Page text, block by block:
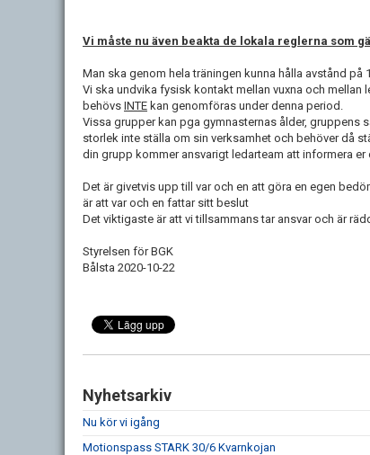
Vi måste nu även beakta de lokala reglerna som
Man ska genom hela träningen kunna hålla avstånd på
Vi ska undvika fysisk kontakt mellan vuxna och mellan
behövs INTE kan genomföras under denna period.
Vissa grupper kan pga gymnasternas ålder, gruppens
storlek inte ställa om sin verksamhet och behöver då
din grupp kommer ansvarigt ledarteam att informera er
Det är givetvis upp till var och en att göra en egen
är att var och en fattar sitt beslut
Det viktigaste är att vi tillsammans tar ansvar och är
Styrelsen för BGK
Bålsta 2020-10-22
Nyhetsarkiv
Nu kör vi igång
Motionspass STARK 30/6 Kvarnkojan